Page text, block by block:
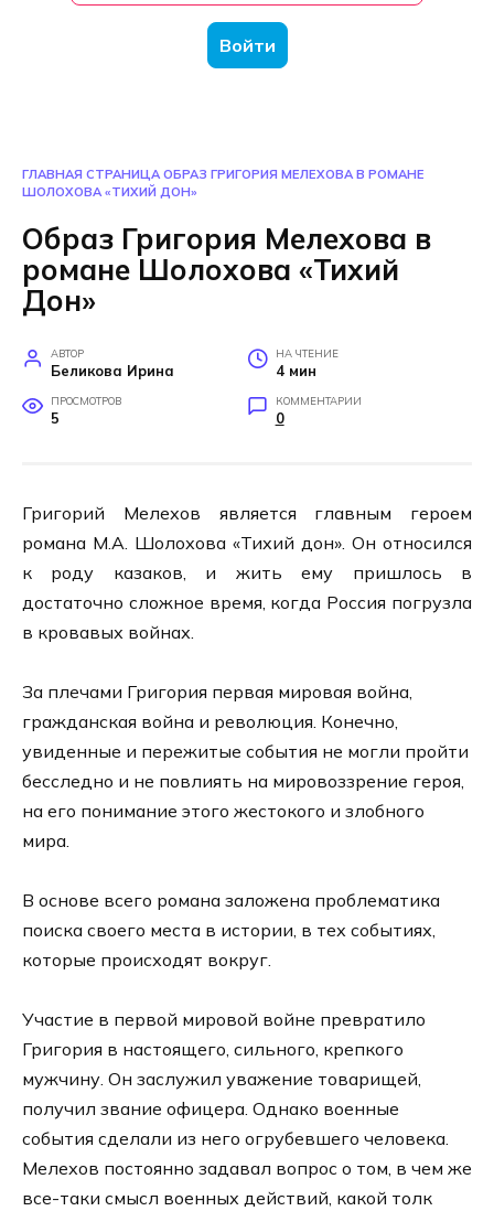
Войти
ГЛАВНАЯ СТРАНИЦА ОБРАЗ ГРИГОРИЯ МЕЛЕХОВА В РОМАНЕ
ШОЛОХОВА «ТИХИЙ ДОН»
Образ Григория Мелехова в
романе Шолохова «Тихий
Дон»
АВТОР
Беликова Ирина
НА ЧТЕНИЕ
4 мин
ПРОСМОТРОВ
5
КОММЕНТАРИИ
0
Григорий Мелехов является главным героем
романа М.А. Шолохова «Тихий дон». Он относился
к роду казаков, и жить ему пришлось в
достаточно сложное время, когда Россия погрузла
в кровавых войнах.
За плечами Григория первая мировая война,
гражданская война и революция. Конечно,
увиденные и пережитые события не могли пройти
бесследно и не повлиять на мировоззрение героя,
на его понимание этого жестокого и злобного
мира.
В основе всего романа заложена проблематика
поиска своего места в истории, в тех событиях,
которые происходят вокруг.
Участие в первой мировой войне превратило
Григория в настоящего, сильного, крепкого
мужчину. Он заслужил уважение товарищей,
получил звание офицера. Однако военные
события сделали из него огрубевшего человека.
Мелехов постоянно задавал вопрос о том, в чем же
все-таки смысл военных действий, какой толк